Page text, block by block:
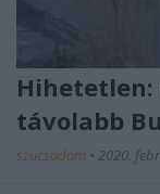
Hihetetlen:
távolabb
szucsadam • 2020.